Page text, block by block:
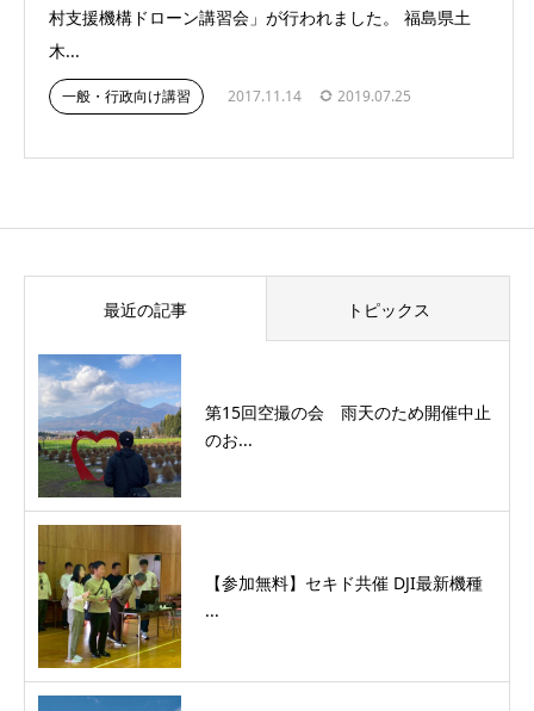
村支援機構ドローン講習会」が行われました。 福島県土
木...
一般・行政向け講習 2017.11.14 2019.07.25
最近の記事 トピックス
第15回空撮の会 雨天のため開催中止
のお...
【参加無料】セキド共催 DJI最新機種
...